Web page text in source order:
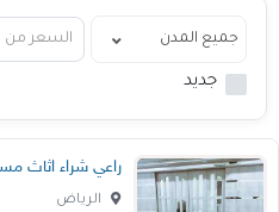
إلكترونيات
عقارات
أثاث وديكورات
جديد
راعي شراء اثاث
الرياض